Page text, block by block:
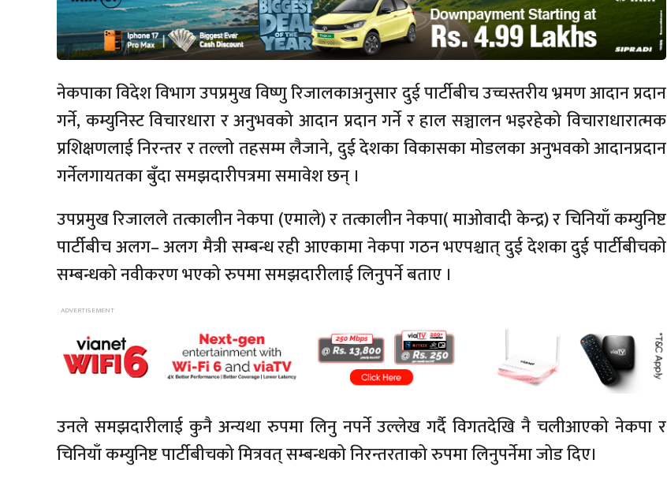
नेकपाका विदेश विभाग उपप्रमुख विष्णु रिजालकाअनुसार दुई पार्टीबीच उच्चस्तरीय भ्रमण आदान प्रदान
गर्ने, कम्युनिस्ट विचारधारा र अनुभवको आदान प्रदान गर्ने र हाल सञ्चालन भइरहेको विचाराधारात्मक
प्रशिक्षणलाई निरन्तर र तल्लो तहसम्म लैजाने, दुई देशका विकासका मोडलका अनुभवको आदानप्रदान
गर्नेलगायतका बुँदा समझदारीपत्रमा समावेश छन् ।
उपप्रमुख रिजालले तत्कालीन नेकपा (एमाले) र तत्कालीन नेकपा( माओवादी केन्द्र) र चिनियाँ कम्युनिष्ट
पार्टीबीच अलग– अलग मैत्री सम्बन्ध रही आएकामा नेकपा गठन भएपश्चात् दुई देशका दुई पार्टीबीचको
सम्बन्धको नवीकरण भएको रुपमा समझदारीलाई लिनुपर्ने बताए ।
उनले समझदारीलाई कुनै अन्यथा रुपमा लिनु नपर्ने उल्लेख गर्दै विगतदेखि नै चलीआएको नेकपा र
चिनियाँ कम्युनिष्ट पार्टीबीचको मित्रवत् सम्बन्धको निरन्तरताको रुपमा लिनुपर्नेमा जोड दिए।